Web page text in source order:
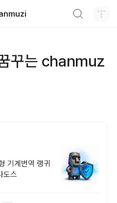
꾸는 chanmuz
기계번역 랭귀
도스